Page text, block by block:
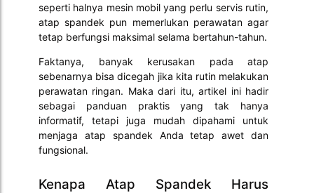
seperti halnya mesin mobil yang perlu servis rutin,
atap spandek pun memerlukan perawatan agar
tetap berfungsi maksimal selama bertahun-tahun.
Faktanya, banyak kerusakan pada atap
sebenarnya bisa dicegah jika kita rutin melakukan
perawatan ringan. Maka dari itu, artikel ini hadir
sebagai panduan praktis yang tak hanya
informatif, tetapi juga mudah dipahami untuk
menjaga atap spandek Anda tetap awet dan
fungsional.
Kenapa Atap Spandek Harus